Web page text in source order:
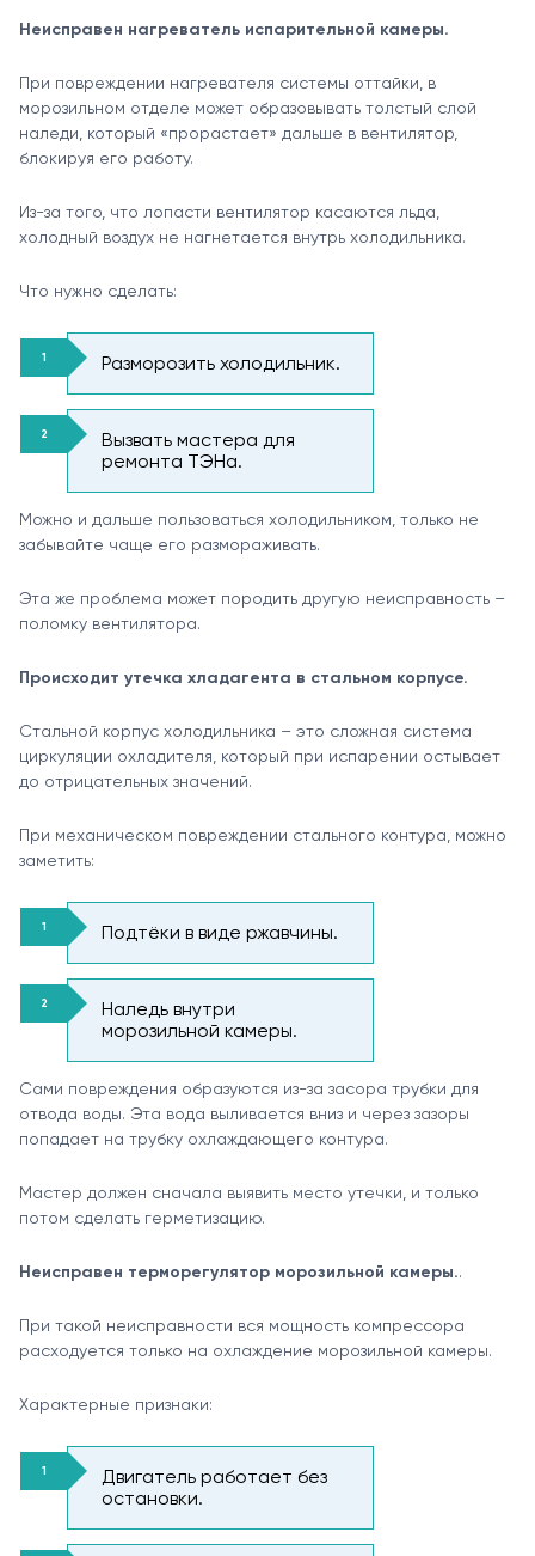
Неисправен нагреватель испарительной камеры.
При повреждении нагревателя системы оттайки, в
морозильном отделе может образовывать толстый слой
наледи, который «прорастает» дальше в вентилятор,
блокируя его работу.
Из-за того, что лопасти вентилятор касаются льда,
холодный воздух не нагнетается внутрь холодильника.
Что нужно сделать:
Разморозить холодильник.
Вызвать мастера для
ремонта ТЭНа.
Можно и дальше пользоваться холодильником, только не
забывайте чаще его размораживать.
Эта же проблема может породить другую неисправность –
поломку вентилятора.
Происходит утечка хладагента в стальном корпусе.
Стальной корпус холодильника – это сложная система
циркуляции охладителя, который при испарении остывает
до отрицательных значений.
При механическом повреждении стального контура, можно
заметить:
Подтёки в виде ржавчины.
Наледь внутри
морозильной камеры.
Сами повреждения образуются из-за засора трубки для
отвода воды. Эта вода выливается вниз и через зазоры
попадает на трубку охлаждающего контура.
Мастер должен сначала выявить место утечки, и только
потом сделать герметизацию.
Неисправен терморегулятор морозильной камеры..
При такой неисправности вся мощность компрессора
расходуется только на охлаждение морозильной камеры.
Характерные признаки:
Двигатель работает без
остановки.